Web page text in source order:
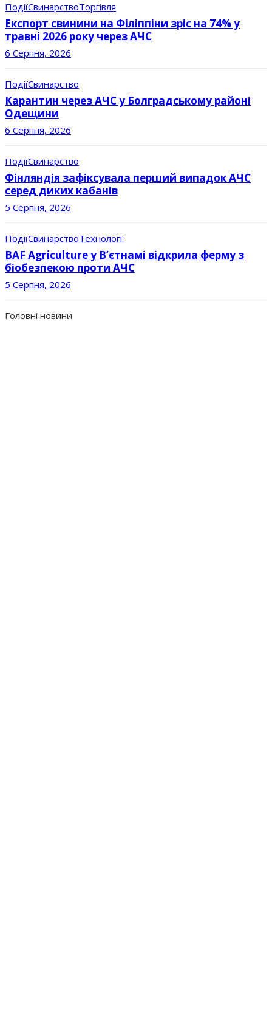
ПодіїСвинарствоТоргівля
Експорт свинини на Філіппіни зріс на 74% у
травні 2026 року через АЧС
6 Серпня, 2026
ПодіїСвинарство
Карантин через АЧС у Болградському районі
Одещини
6 Серпня, 2026
ПодіїСвинарство
Фінляндія зафіксувала перший випадок АЧС
серед диких кабанів
5 Серпня, 2026
ПодіїСвинарствоТехнології
BAF Agriculture у В’єтнамі відкрила ферму з
біобезпекою проти АЧС
5 Серпня, 2026
Головні новини